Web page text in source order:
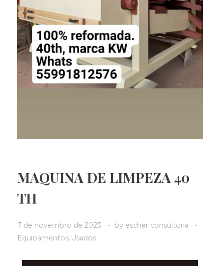
MAQUINA DE LIMPEZA 40
TH
7 de novembro de 2023 by escher consultoria
Equipamentos Usados